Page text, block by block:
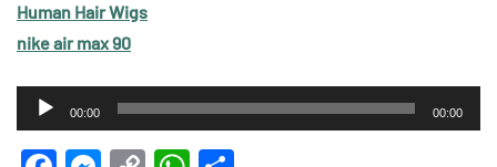
Human Hair Wigs
nike air max 90
Audio-
Player
00:00 00:00